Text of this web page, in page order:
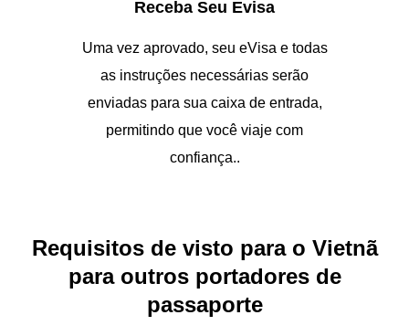
Receba Seu Evisa
Uma vez aprovado, seu eVisa e todas
as instruções necessárias serão
enviadas para sua caixa de entrada,
permitindo que você viaje com
confiança..
Requisitos de visto para o Vietnã
para outros portadores de
passaporte